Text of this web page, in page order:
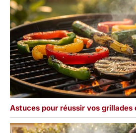
Astuces pour réussir vos grillades